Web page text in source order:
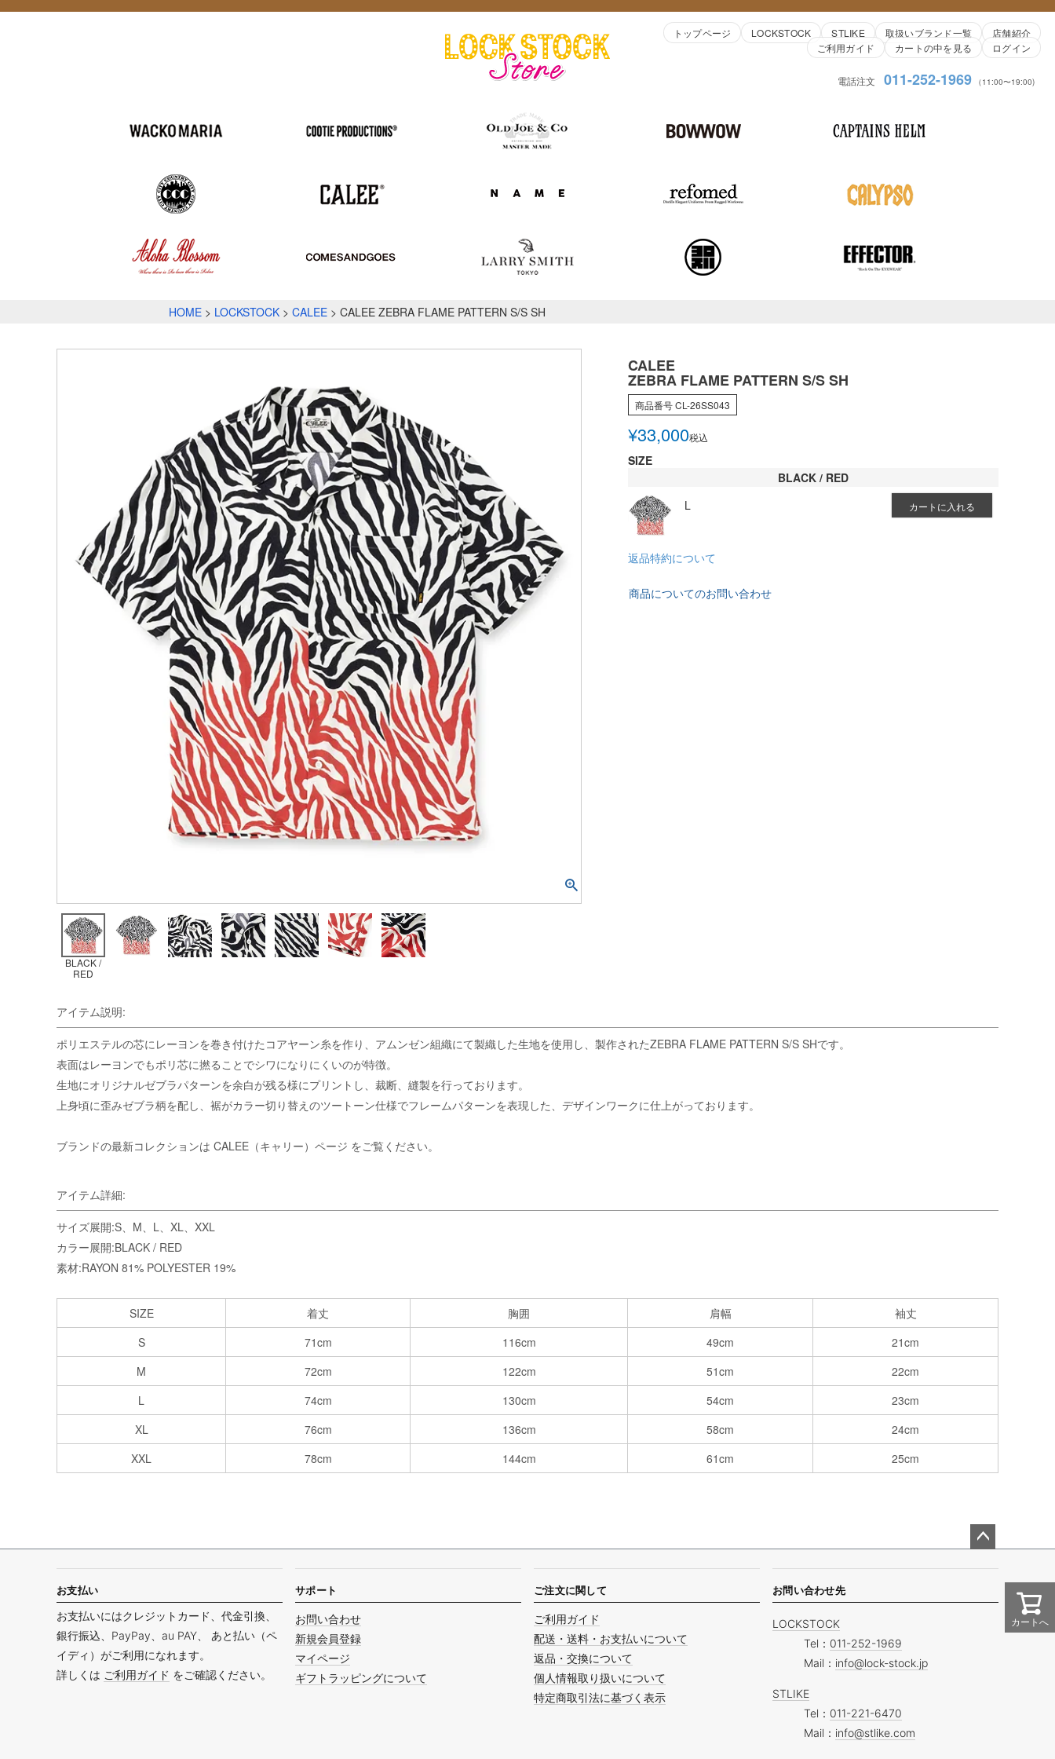
トップページ LOCKSTOCK STLIKE 取扱いブランド一覧
店舗紹介
ご利用ガイド
カートの中を見る ログイン
電話注文 011-252-1969 （11:00〜19:00)
HOME LOCKSTOCK CALEE CALEE ZEBRA FLAME PATTERN S/S SH
BLACK /
RED
CALEE
ZEBRA FLAME PATTERN S/S SH
商品番号CL-26SS043
¥33,000税込
SIZE
BLACK / RED
L
カートに入れる
返品特約について
商品についてのお問い合わせ
アイテム説明:
ポリエステルの芯にレーヨンを巻き付けたコアヤーン糸を作り、アムンゼン組織にて製織した生地を使用し、製作されたZEBRA FLAME PATTERN S/S SHです。
表面はレーヨンでもポリ芯に撚ることでシワになりにくいのが特徴。
生地にオリジナルゼブラパターンを余白が残る様にプリントし、裁断、縫製を行っております。
上身頃に歪みゼブラ柄を配し、裾がカラー切り替えのツートーン仕様でフレームパターンを表現した、デザインワークに仕上がっております。
ブランドの最新コレクションは CALEE（キャリー）ページ をご覧ください。
アイテム詳細:
サイズ展開:S、M、L、XL、XXL
カラー展開:BLACK / RED
素材:RAYON 81% POLYESTER 19%
SIZE 着丈 胸囲 肩幅
袖丈
S
71cm 116cm 49cm
21cm
M
72cm 122cm 51cm
22cm
L
74cm 130cm 54cm
23cm
XL
76cm 136cm 58cm
24cm
XXL
78cm 144cm 61cm 25cm
カートへ
ジト
へ
お支払い
お支払いにはクレジットカード、代金引換、
銀行振込、PayPay、au PAY、 あと払い（ペ
イディ）がご利用になれます。
詳しくは ご利用ガイド をご確認ください。
サポート
お問い合わせ
新規会員登録
マイページ
ギフトラッピングについて
ご注文に関して
ご利用ガイド
配送・送料・お支払いについて
返品・交換について
個人情報取り扱いについて
特定商取引法に基づく表示
お問い合わせ先
LOCKSTOCK
Tel： 011-252-1969
Mail： info@lock-stock.jp
STLIKE
Tel： 011-221-6470
Mail： info@stlike.com